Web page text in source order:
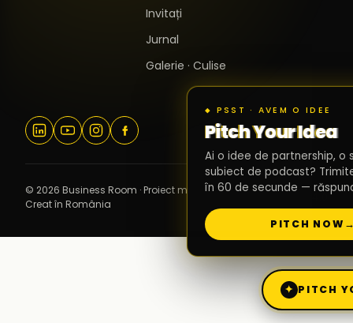
Invitați
Jurnal
Galerie · Culise
© 2026 Business Room · Proiect marca Reveel Hub ·
Creat în România
✦ PITCH
◆ PSST · AVEM O IDEE
Pitch Your Idea
Ai o idee de partnership, o
subiect de podcast?
în 60 de secunde —
PITCH NOW